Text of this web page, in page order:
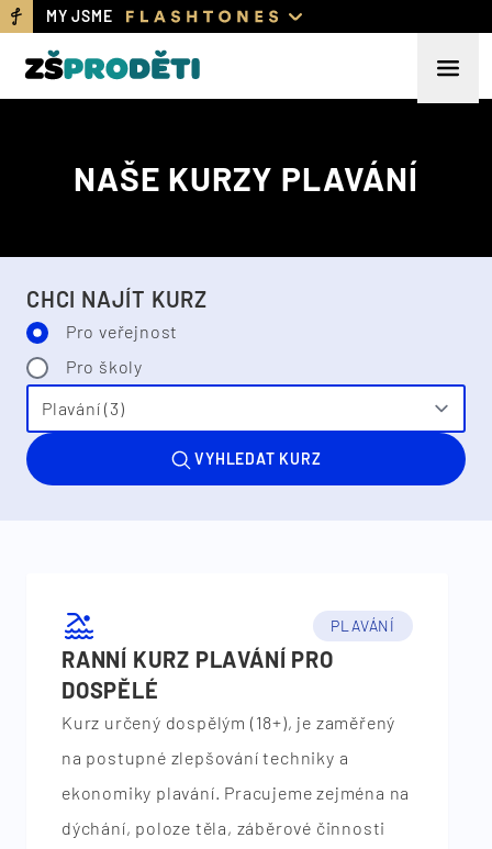
MY JSME
NAŠE KURZY PLAVÁNÍ
CHCI NAJÍT KURZ
Pro veřejnost
Pro školy
VYHLEDAT KURZ
PLAVÁNÍ
RANNÍ KURZ PLAVÁNÍ PRO
DOSPĚLÉ
Kurz určený dospělým (18+), je zaměřený
na postupné zlepšování techniky a
ekonomiky plavání. Pracujeme zejména na
dýchání, poloze těla, záběrové činnosti